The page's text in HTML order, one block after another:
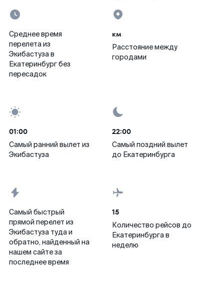
Среднее время
перелета из
Экибастуза в
Екатеринбург без
пересадок
км
Расстояние между
городами
01:00
Самый ранний вылет из
Экибастуза
22:00
Самый поздний вылет
до Екатеринбурга
Самый быстрый
прямой перелет из
Экибастуза туда и
обратно, найденный на
нашем сайте за
последнее время
15
Количество рейсов до
Екатеринбурга в
неделю